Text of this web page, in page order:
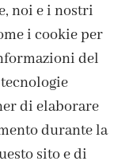
noi e i nostri
i cookie per
del
di elaborare
durante la
sito e di